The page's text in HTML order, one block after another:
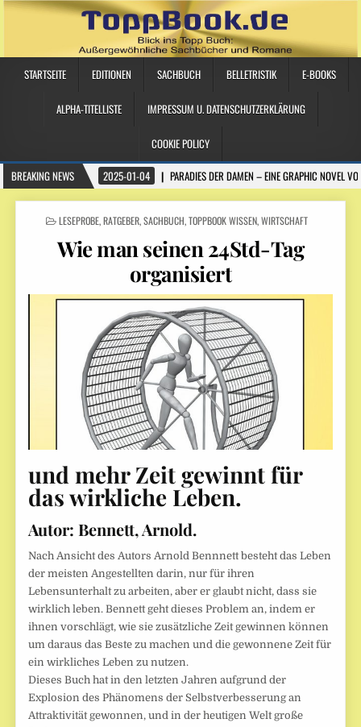
STARTSEITE EDITIONEN SACHBUCH BELLETRISTIK E-BOOKS
ALPHA-TITELLISTE IMPRESSUM U. DATENSCHUTZERKLÄRUNG
COOKIE POLICY
BREAKING NEWS
2025-01-04 PARADIES DER DAMEN – EINE GRAPHIC NOVEL
POSTED IN
LESEPROBE,RATGEBER,SACHBUCH,TOPPBOOK WISSEN,WIRTSCHAFT
Wie man seinen 24Std-Tag
organisiert
und mehr Zeit gewinnt für
das wirkliche Leben.
Autor: Bennett, Arnold.
Nach Ansicht des Autors Arnold Bennnett besteht das Leben
der meisten Angestellten darin, nur für ihren
Lebensunterhalt zu arbeiten, aber er glaubt nicht, dass sie
wirklich leben. Bennett geht dieses Problem an, indem er
ihnen vorschlägt, wie sie zusätzliche Zeit gewinnen können
um daraus das Beste zu machen und die gewonnene Zeit für
ein wirkliches Leben zu nutzen.
Dieses Buch hat in den letzten Jahren aufgrund der
Explosion des Phänomens der Selbstverbesserung an
Attraktivität gewonnen, und in der heutigen Welt große